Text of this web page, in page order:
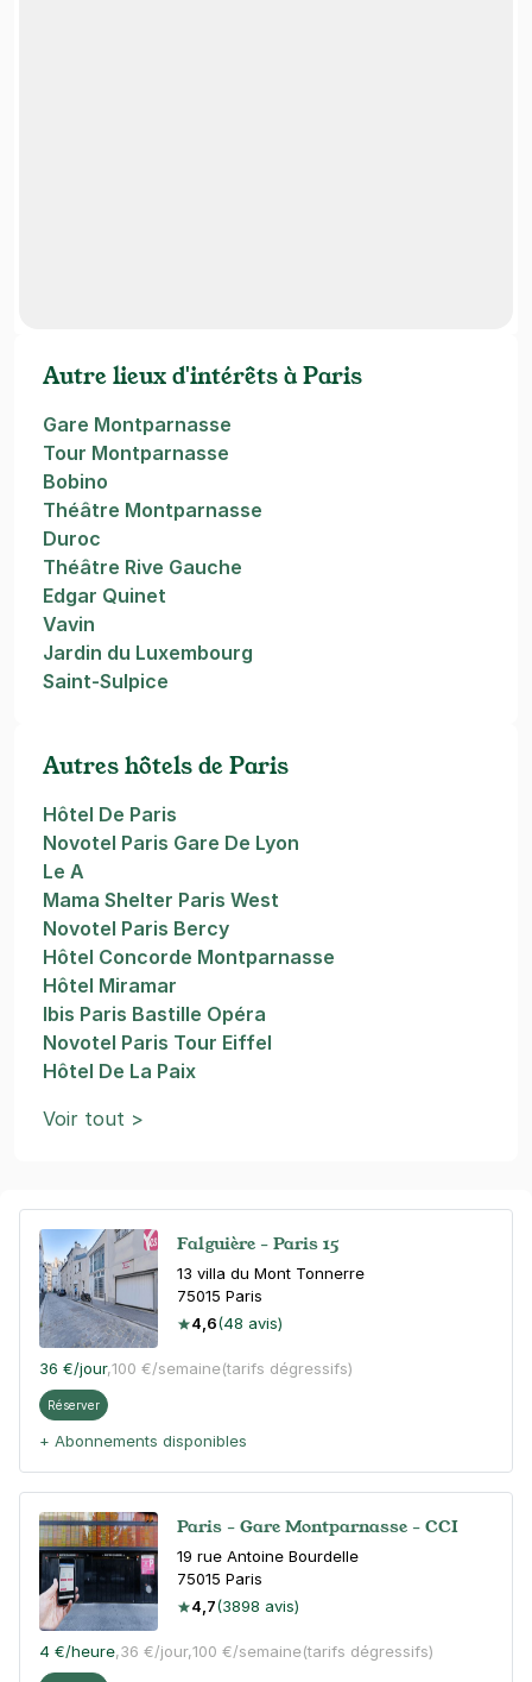
Falguière - Paris 15
13 villa du Mont Tonnerre
75015 Paris
4,6(48 avis)
36 €/jour,100 €/semaine(tarifs dégressifs)
Réserver
+ Abonnements disponibles
Paris - Gare Montparnasse - CCI
19 rue Antoine Bourdelle
75015 Paris
4,7(3898 avis)
4 €/heure,36 €/jour,100 €/semaine(tarifs dégressifs)
Autre lieux d'intérêts à Paris
Gare Montparnasse
Tour Montparnasse
Bobino
Théâtre Montparnasse
Duroc
Théâtre Rive Gauche
Edgar Quinet
Vavin
Jardin du Luxembourg
Saint-Sulpice
Autres hôtels de Paris
Hôtel De Paris
Novotel Paris Gare De Lyon
Le A
Mama Shelter Paris West
Novotel Paris Bercy
Hôtel Concorde Montparnasse
Hôtel Miramar
Ibis Paris Bastille Opéra
Novotel Paris Tour Eiffel
Hôtel De La Paix
Voir tout >